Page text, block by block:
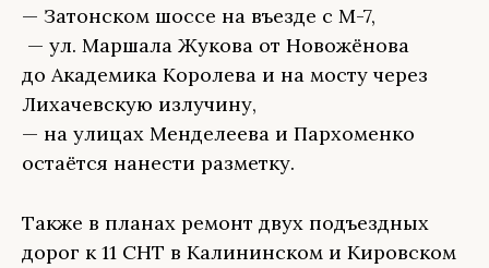
— Затонском шоссе на въезде с М-7,
— ул. Маршала Жукова от Новожёнова
до Академика Королева и на мосту через
Лихачевскую излучину,
— на улицах Менделеева и Пархоменко
остаётся нанести разметку.
Также в планах ремонт двух подъездных
дорог к 11 СНТ в Калининском и Кировском